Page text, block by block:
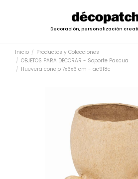
Decoración, personalización
Inicio
Productos y Colecciones
OBJETOS PARA DECORAR - Soporte Pascua
Huevera conejo 7x6x6 cm - ac918c